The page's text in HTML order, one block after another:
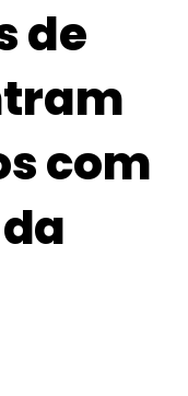
de
com